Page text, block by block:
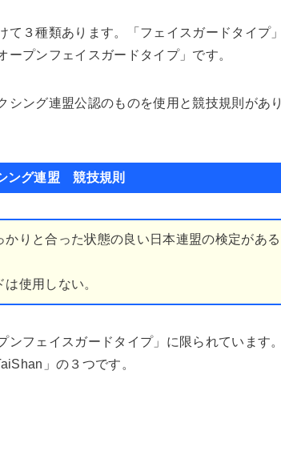
３種類あります。「フェイスガードタイプ」
プンフェイスガードタイプ」です。
シング連盟公認のものを使用と競技規則があり
ング連盟 競技規則
かりと合った状態の良い日本連盟の検定がある
使用しない。
フェイスガードタイプ」に限られています。
」の３つです。